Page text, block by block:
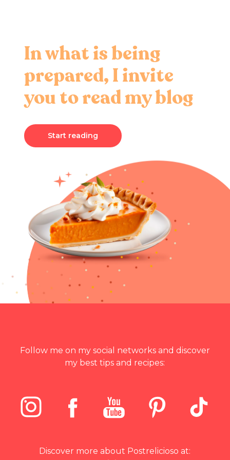
In what is being
prepared, I invite
you to read my blog
Start reading
Follow me on my social networks and discover
my best tips and recipes:
Discover more about Postrelicioso at: